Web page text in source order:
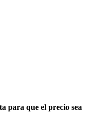
para que el precio sea